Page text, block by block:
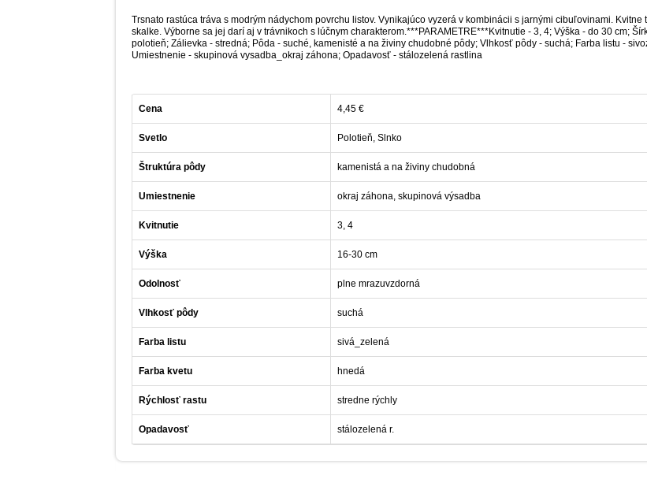
Trsnato rastúca tráva s modrým nádychom povrchu listov. Vynikajúco vyzerá v kombinácii s jarnými cibuľovinami.
skalke. Výborne sa jej darí aj v trávnikoch s lúčnym charakterom.***PARAMETRE***Kvitnutie - 3, 4; Výška - do 30 cm;
polotieň; Zálievka - stredná; Pôda - suché, kamenisté a na živiny chudobné pôdy; Vlhkosť pôdy - suchá; Farba listu -
Umiestnenie - skupinová vysadba_okraj záhona; Opadavosť - stálozelená rastlina
Cena 4,45 €
Svetlo Polotieň, Slnko
Štruktúra pôdy kamenistá a na živiny chudobná
Umiestnenie okraj záhona, skupinová výsadba
Kvitnutie 3, 4
Výška 16-30 cm
Odolnosť plne mrazuvzdorná
Vlhkosť pôdy suchá
Farba listu sivá_zelená
Farba kvetu hnedá
Rýchlosť rastu stredne rýchly
Opadavosť stálozelená r.